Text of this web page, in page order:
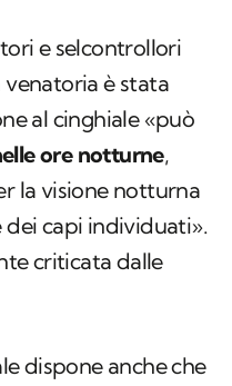
e selcontrollori
è stata
al cinghiale «può
ore notturne,
la visione notturna
dei capi individuati».
criticata dalle
dispone anche che